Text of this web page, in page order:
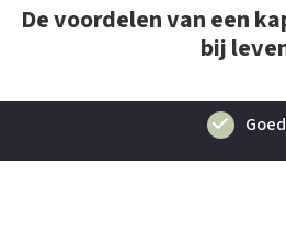
De voordelen van een
bij
Goed